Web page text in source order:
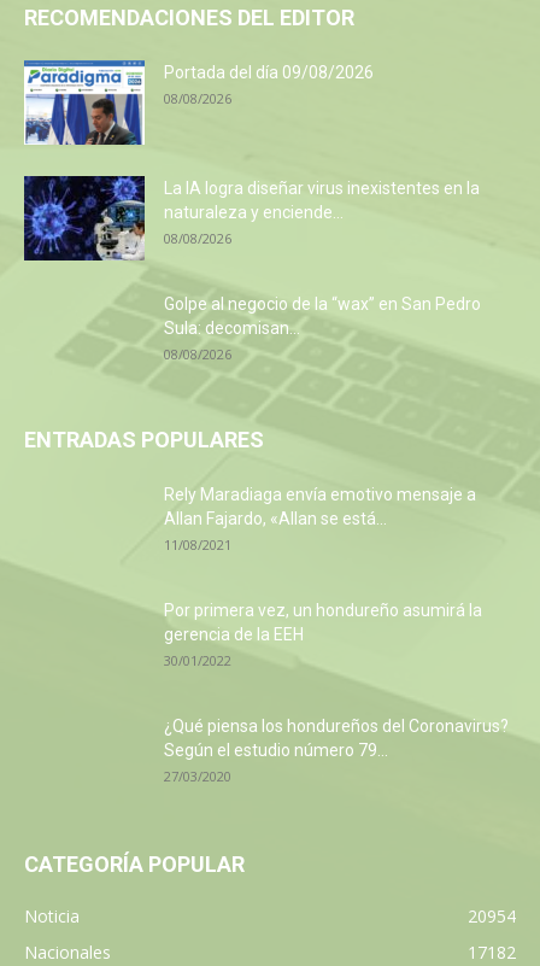
RECOMENDACIONES DEL EDITOR
Portada del día 09/08/2026
08/08/2026
La IA logra diseñar virus inexistentes en la
naturaleza y enciende...
08/08/2026
Golpe al negocio de la “wax” en San Pedro
Sula: decomisan...
08/08/2026
ENTRADAS POPULARES
Rely Maradiaga envía emotivo mensaje a
Allan Fajardo, «Allan se está...
11/08/2021
Por primera vez, un hondureño asumirá la
gerencia de la EEH
30/01/2022
¿Qué piensa los hondureños del Coronavirus?
Según el estudio número 79...
27/03/2020
CATEGORÍA POPULAR
Noticia
20954
Nacionales
17182